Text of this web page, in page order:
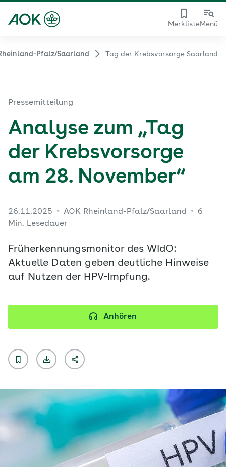
MerklisteMenü
Pfalz/Saarland Tag der Krebsvorsorge Saarland
Pressemitteilung
Analyse zum „Tag
der Krebsvorsorge
am 28. November“
26.11.2025 AOK Rheinland-Pfalz/Saarland
6
Min. Lesedauer
Früherkennungsmonitor des WIdO:
Aktuelle Daten geben deutliche Hinweise
auf Nutzen der HPV-Impfung.
Anhören